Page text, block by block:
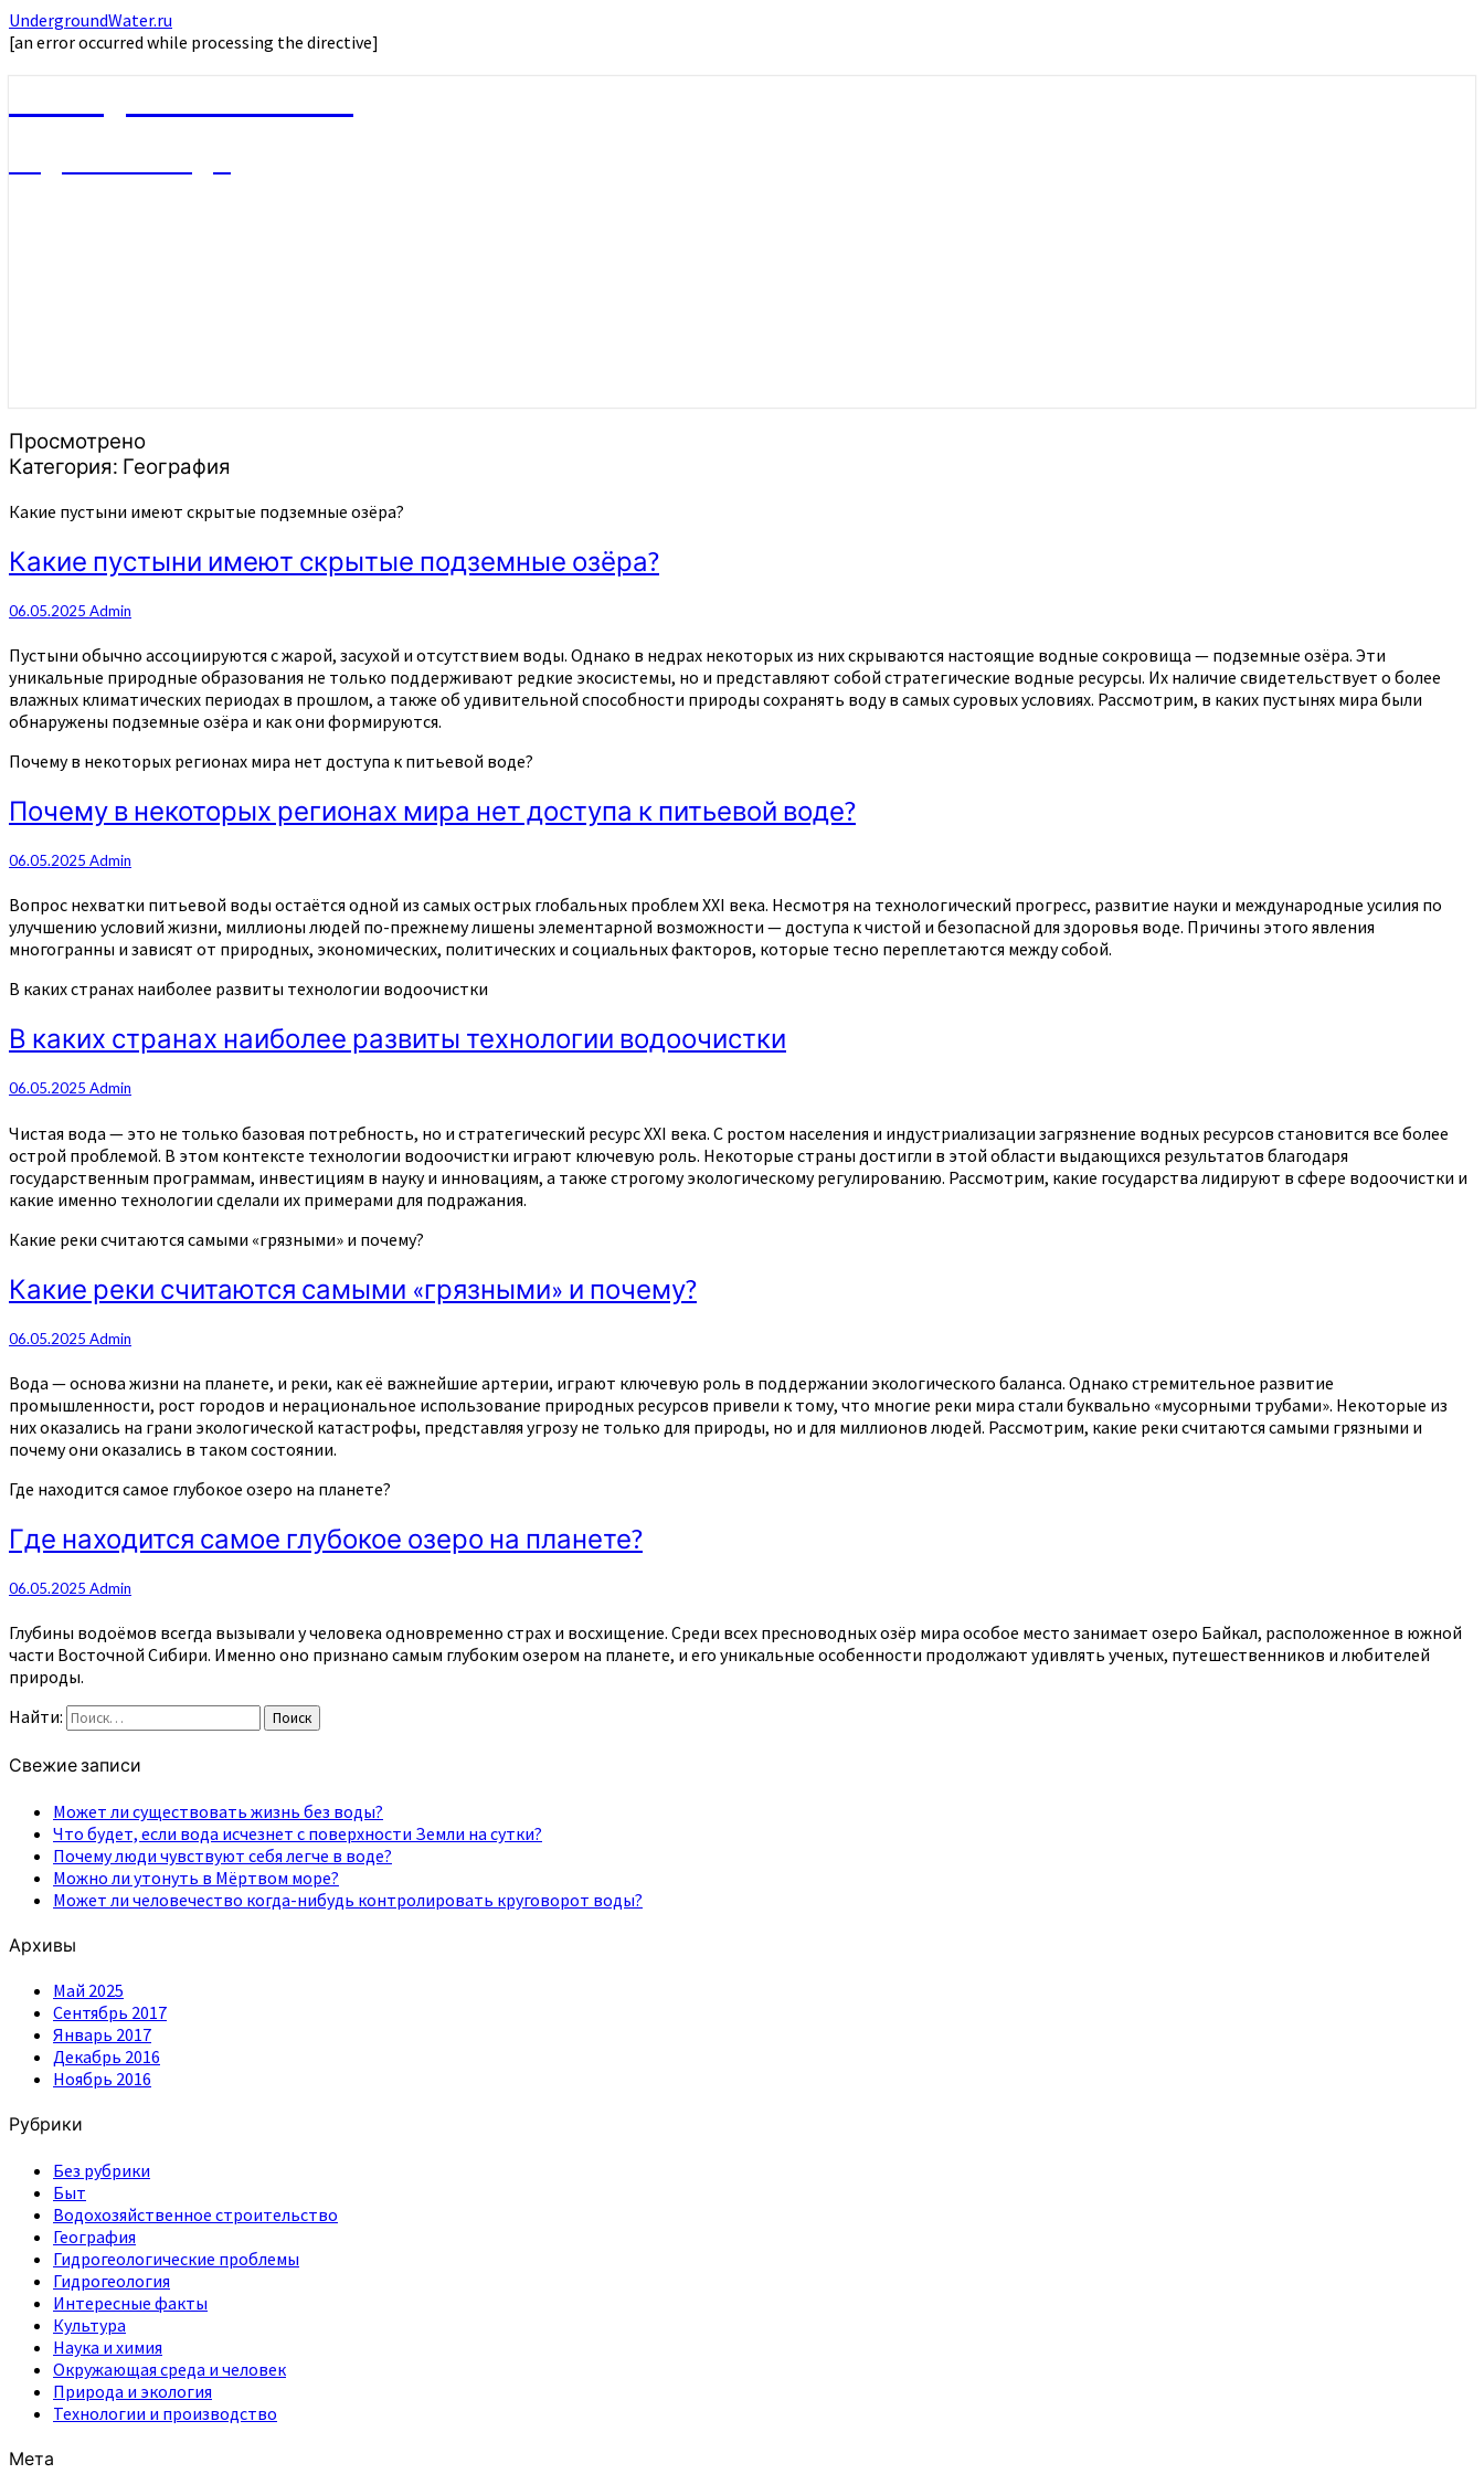
UndergroundWater.ru
[an error occurred while processing the directive]
Просмотрено
Категория: География
Какие пустыни имеют скрытые подземные озёра?
Какие пустыни имеют скрытые подземные озёра?
06.05.2025 Admin
Пустыни обычно ассоциируются с жарой, засухой и отсутствием воды. Однако в недрах некоторых из них скрываются настоящие водные сокровища — подземные озёра. Эти
уникальные природные образования не только поддерживают редкие экосистемы, но и представляют собой стратегические водные ресурсы. Их наличие свидетельствует о более
влажных климатических периодах в прошлом, а также об удивительной способности природы сохранять воду в самых суровых условиях. Рассмотрим, в каких пустынях мира были
обнаружены подземные озёра и как они формируются.
Почему в некоторых регионах мира нет доступа к питьевой воде?
Почему в некоторых регионах мира нет доступа к питьевой воде?
06.05.2025 Admin
Вопрос нехватки питьевой воды остаётся одной из самых острых глобальных проблем XXI века. Несмотря на технологический прогресс, развитие науки и международные усилия по
улучшению условий жизни, миллионы людей по-прежнему лишены элементарной возможности — доступа к чистой и безопасной для здоровья воде. Причины этого явления
многогранны и зависят от природных, экономических, политических и социальных факторов, которые тесно переплетаются между собой.
В каких странах наиболее развиты технологии водоочистки
В каких странах наиболее развиты технологии водоочистки
06.05.2025 Admin
Чистая вода — это не только базовая потребность, но и стратегический ресурс XXI века. С ростом населения и индустриализации загрязнение водных ресурсов становится все более
острой проблемой. В этом контексте технологии водоочистки играют ключевую роль. Некоторые страны достигли в этой области выдающихся результатов благодаря
государственным программам, инвестициям в науку и инновациям, а также строгому экологическому регулированию. Рассмотрим, какие государства лидируют в сфере водоочистки и
какие именно технологии сделали их примерами для подражания.
Какие реки считаются самыми «грязными» и почему?
Какие реки считаются самыми «грязными» и почему?
06.05.2025 Admin
Вода — основа жизни на планете, и реки, как её важнейшие артерии, играют ключевую роль в поддержании экологического баланса. Однако стремительное развитие
промышленности, рост городов и нерациональное использование природных ресурсов привели к тому, что многие реки мира стали буквально «мусорными трубами». Некоторые из
них оказались на грани экологической катастрофы, представляя угрозу не только для природы, но и для миллионов людей. Рассмотрим, какие реки считаются самыми грязными и
почему они оказались в таком состоянии.
Где находится самое глубокое озеро на планете?
Где находится самое глубокое озеро на планете?
06.05.2025 Admin
Глубины водоёмов всегда вызывали у человека одновременно страх и восхищение. Среди всех пресноводных озёр мира особое место занимает озеро Байкал, расположенное в южной
части Восточной Сибири. Именно оно признано самым глубоким озером на планете, и его уникальные особенности продолжают удивлять ученых, путешественников и любителей
природы.
Найти:
Поиск
Свежие записи
Может ли существовать жизнь без воды?
Что будет, если вода исчезнет с поверхности Земли на сутки?
Почему люди чувствуют себя легче в воде?
Можно ли утонуть в Мёртвом море?
Может ли человечество когда-нибудь контролировать круговорот воды?
Архивы
Май 2025
Сентябрь 2017
Январь 2017
Декабрь 2016
Ноябрь 2016
Рубрики
Без рубрики
Быт
Водохозяйственное строительство
География
Гидрогеологические проблемы
Гидрогеология
Интересные факты
Культура
Наука и химия
Окружающая среда и человек
Природа и экология
Технологии и производство
Мета